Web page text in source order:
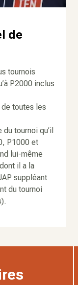
de
tournois
P2000 inclus
toutes les
tournoi qu’il
P1000 et
lui-même
il a la
suppléant
du tournoi